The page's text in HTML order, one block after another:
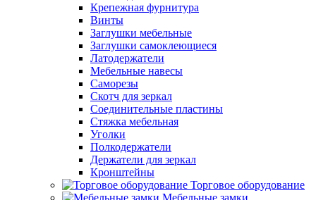
Крепежная фурнитура
Винты
Заглушки мебельные
Заглушки самоклеющиеся
Латодержатели
Мебельные навесы
Саморезы
Скотч для зеркал
Соединительные пластины
Стяжка мебельная
Уголки
Полкодержатели
Держатели для зеркал
Кронштейны
Торговое оборудование
Мебельные замки